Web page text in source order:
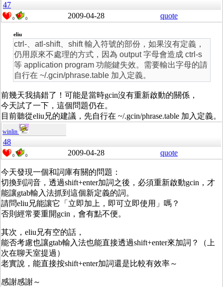
47
0 0 2009-04-28 quote
eliu
ctrl-、atl-shift、shift 輸入符號的部份，如果沒有定義，
仍用原來不處理的方式，因為 output 字母會造成 ctrl-s
等 application program 功能鍵失效。需要輸出字母的請
自行在 ~/.gcin/phrase.table 加入定義。
前幾天我搞錯了！可能是當時gcin沒有重新啟動的關係，
今天試了一下，這個問題仍在。
目前聽從eliu兄的建議，先自行在 ~/.gcin/phrase.table 加入定義。
winlin
48
0 0 2009-04-28 quote
今天發現一個和詞庫有關的問題：
切換到詞音，透過shift+enter加詞之後，必須重新啟動gcin，才
能讓gtab輸入法抓到這個新定義的詞。
請問eliu兄能讓它「立即加上，即可立即使用」嗎？
否則經常要重開gcin，會有點不便。
其次，eliu兄有空的話，
能否考慮也讓gtab輸入法也能直接透過shift+enter來加詞？（上
次在聊天室提過）
老實說，能直接按shift+enter加詞還是比較有效率～
感謝感謝～